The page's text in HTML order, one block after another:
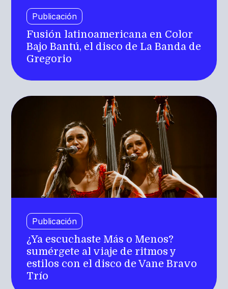
Publicación
Fusión latinoamericana en Color
Bajo Bantú, el disco de La Banda de
Gregorio
Publicación
¿Ya escuchaste Más o Menos?
sumérgete al viaje de ritmos y
estilos con el disco de Vane Bravo
Trío